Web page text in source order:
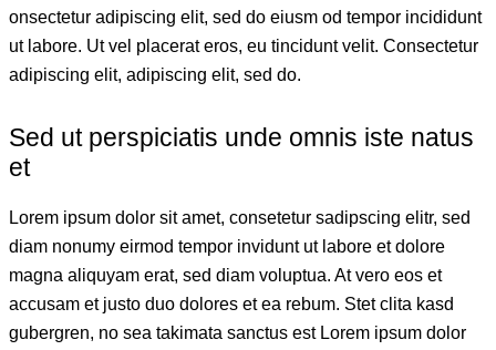
onsectetur adipiscing elit, sed do eiusm od tempor incididunt
ut labore. Ut vel placerat eros, eu tincidunt velit. Consectetur
adipiscing elit, adipiscing elit, sed do.
Sed ut perspiciatis unde omnis iste natus
et
Lorem ipsum dolor sit amet, consetetur sadipscing elitr, sed
diam nonumy eirmod tempor invidunt ut labore et dolore
magna aliquyam erat, sed diam voluptua. At vero eos et
accusam et justo duo dolores et ea rebum. Stet clita kasd
gubergren, no sea takimata sanctus est Lorem ipsum dolor